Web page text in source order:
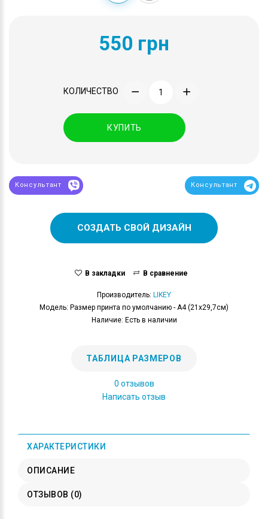
550 грн
КОЛИЧЕСТВО
КУПИТЬ
Консультант Консультант
СОЗДАТЬ СВОЙ ДИЗАЙН
В закладки В сравнение
Производитель: LIKEY
Модель: Размер принта по умолчанию - А4 (21x29,7см)
Наличие: Есть в наличии
ТАБЛИЦА РАЗМЕРОВ
0 отзывов
Написать отзыв
ХАРАКТЕРИСТИКИ
ОПИСАНИЕ
ОТЗЫВОВ (0)